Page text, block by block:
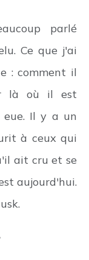
parlé
Ce que j'ai
: comment il
là où il est
Il y a un
à ceux qui
ait cru et se
aujourd'hui.